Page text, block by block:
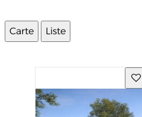
Carte Liste